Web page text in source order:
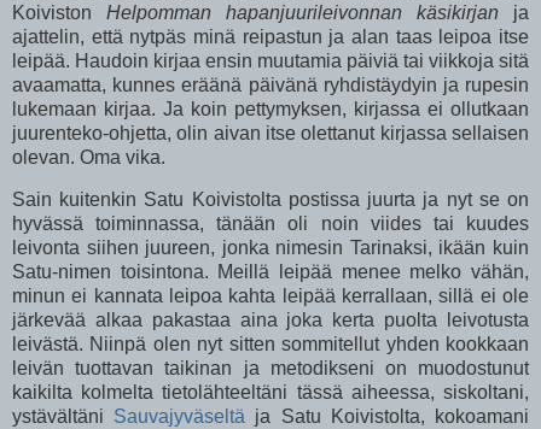
Koiviston Helpomman hapanjuurileivonnan käsikirjan ja
ajattelin, että nytpäs minä reipastun ja alan taas leipoa itse
leipää. Haudoin kirjaa ensin muutamia päiviä tai viikkoja sitä
avaamatta, kunnes eräänä päivänä ryhdistäydyin ja rupesin
lukemaan kirjaa. Ja koin pettymyksen, kirjassa ei ollutkaan
juurenteko-ohjetta, olin aivan itse olettanut kirjassa sellaisen
olevan. Oma vika.
Sain kuitenkin Satu Koivistolta postissa juurta ja nyt se on
hyvässä toiminnassa, tänään oli noin viides tai kuudes
leivonta siihen juureen, jonka nimesin Tarinaksi, ikään kuin
Satu-nimen toisintona. Meillä leipää menee melko vähän,
minun ei kannata leipoa kahta leipää kerrallaan, sillä ei ole
järkevää alkaa pakastaa aina joka kerta puolta leivotusta
leivästä. Niinpä olen nyt sitten sommitellut yhden kookkaan
leivän tuottavan taikinan ja metodikseni on muodostunut
kaikilta kolmelta tietolähteeltäni tässä aiheessa, siskoltani,
ystävältäni Sauvajyväseltä ja Satu Koivistolta, kokoamani